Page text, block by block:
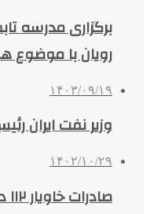
برگزاری مدرسه
رویان با
۱۴۰۳/۰۹/۱۹
وزیر نفت ایران
۱۴۰۲/۱۰/۲۹
صادرات خاویار ۱۱۲ درصد رشد کرد